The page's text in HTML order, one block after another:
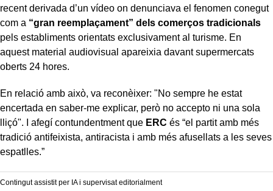
recent derivada d’un vídeo on denunciava el fenomen conegut
com a “gran reemplaçament” dels comerços tradicionals
pels establiments orientats exclusivament al turisme. En
aquest material audiovisual apareixia davant supermercats
oberts 24 hores.
En relació amb això, va reconèixer: "No sempre he estat
encertada en saber-me explicar, però no accepto ni una sola
lliçó". I afegí contundentment que ERC és “el partit amb més
tradició antifeixista, antiracista i amb més afusellats a les seves
espatlles.”
Contingut assistit per IA i supervisat editorialment